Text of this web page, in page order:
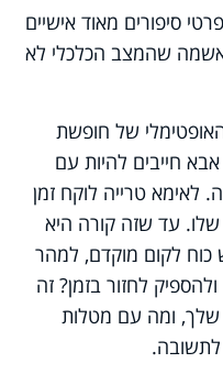
סיפורים מאוד אישיים
אשמה שהמצב הכלכלי לא
של חופשת
חייבים להיות עם
טרייה לוקח זמן
עד שזה קורה היא
כוח לקום מוקדם, למהר
לחזור בזמן? זה
שלך, ומה עם מטלות
לתשובה.